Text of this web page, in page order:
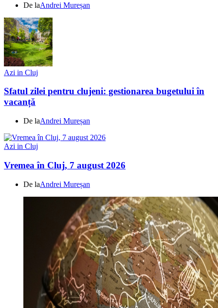
De laAndrei Mureșan
Azi in Cluj
Sfatul zilei pentru clujeni: gestionarea bugetului în
vacanță
De laAndrei Mureșan
Azi in Cluj
Vremea în Cluj, 7 august 2026
De laAndrei Mureșan